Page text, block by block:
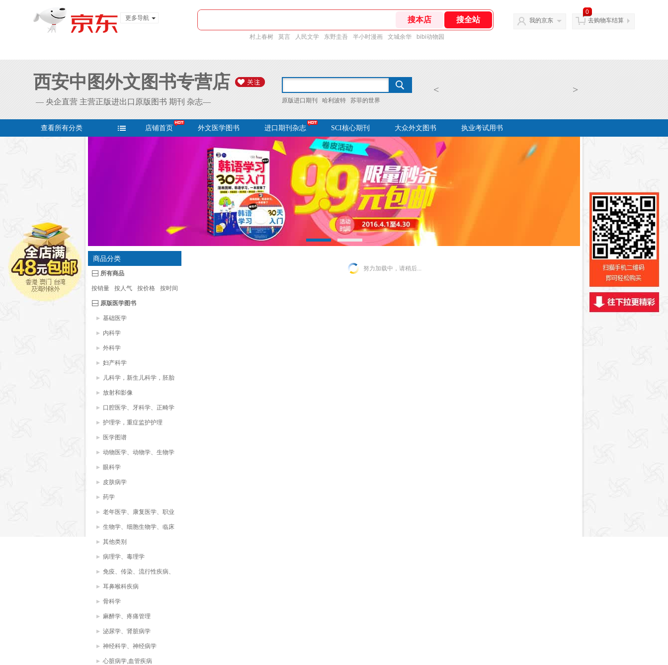
更多导航
村上春树 莫言 人民文学 东野圭吾 半小时漫画 文城余华 bibi动物园
我的京东
0
去购物车结算
西安中图外文图书专营店
— 央企直营 主营正版进出口原版图书 期刊 杂志—
< >
原版进口期刊 哈利波特 苏菲的世界
查看所有分类 店铺首页 外文医学图书 进口期刊杂志 SCI核心期刊 大众外文图书 执业考试用书
商品分类
所有商品
按销量 按人气 按价格 按时间
原版医学图书
基础医学
内科学
外科学
妇产科学
儿科学，新生儿科学，胚胎
学
放射和影像
口腔医学、牙科学、正畸学
护理学，重症监护护理
医学图谱
动物医学、动物学、生物学
眼科学
皮肤病学
药学
老年医学、康复医学、职业
治疗、物理治疗
生物学、细胞生物学、临床
化学，生物化学，
其他类别
病理学、毒理学
免疫、传染、流行性疾病、
病毒、微生物学
耳鼻喉科疾病
骨科学
麻醉学、疼痛管理
泌尿学、肾脏病学
神经科学、神经病学
心脏病学,血管疾病
努力加载中，请稍后...